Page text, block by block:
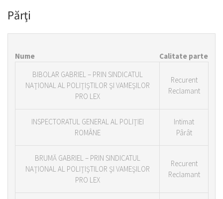
Părţi
Nume
Calitate parte
BIBOLAR GABRIEL – PRIN SINDICATUL
NAŢIONAL AL POLIŢIŞTILOR ŞI VAMEŞILOR
PRO LEX
Recurent
Reclamant
INSPECTORATUL GENERAL AL POLIŢIEI
ROMÂNE
Intimat
Pârât
BRUMĂ GABRIEL – PRIN SINDICATUL
NAŢIONAL AL POLIŢIŞTILOR ŞI VAMEŞILOR
PRO LEX
Recurent
Reclamant